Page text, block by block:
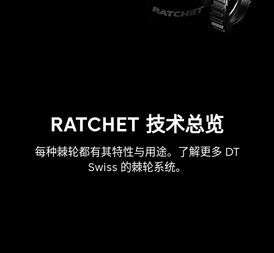
RATCHET 技术总览
每种棘轮都有其特性与用途。了解更多 DT
Swiss 的棘轮系统。